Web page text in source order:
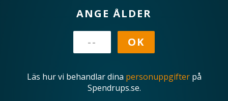
ANGE ÅLDER
Läs hur vi behandlar dina personuppgifterpå
Spendrups.se.